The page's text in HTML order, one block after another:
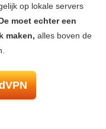
op lokale servers
moet echter een
maken, alles boven de